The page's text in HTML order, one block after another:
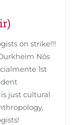
on strike!!!
Nós
1st
just cultural